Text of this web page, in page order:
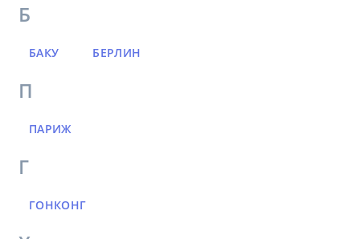
Б
БАКУ БЕРЛИН
П
ПАРИЖ
Г
ГОНКОНГ